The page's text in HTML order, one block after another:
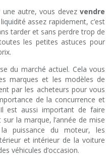
autre, vous devez vendre
assez rapidement, c’est
tarder et sans perdre trop de
les petites astuces pour
du marché actuel. Cela vous
marques et les modèles de
par les acheteurs pour vous
de la concurrence et
est aussi important de faire
la marque, l’année de mise
puissance du moteur, les
et intérieur de la voiture
véhicules d’occasion.